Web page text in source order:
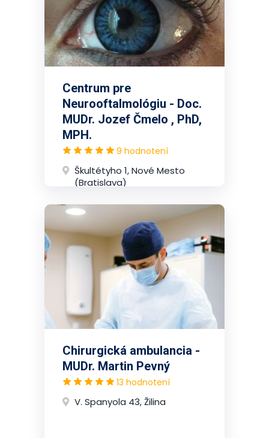
Centrum pre
Neurooftalmológiu - Doc.
MUDr. Jozef Čmelo , PhD,
MPH.
9 hodnotení
Škultétyho 1, Nové Mesto
(Bratislava)
Chirurgická ambulancia -
MUDr. Martin Pevný
13 hodnotení
V. Spanyola 43, Žilina